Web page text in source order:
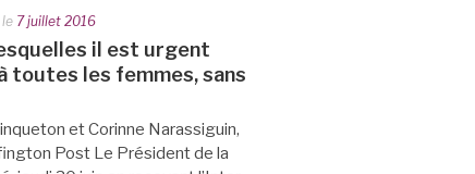
le 7 juillet 2016
il est urgent
toutes les femmes, sans
et Corinne Narassiguin,
Post Le Président de la